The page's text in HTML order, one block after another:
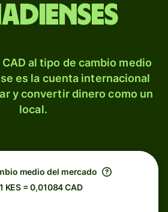
al tipo de cambio medio
es la cuenta internacional
y convertir dinero como un
local.
medio del mercado
KES = 0,01084 CAD